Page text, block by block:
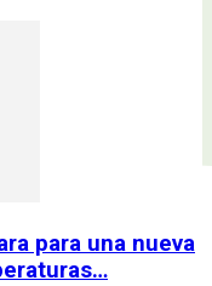
para una nueva